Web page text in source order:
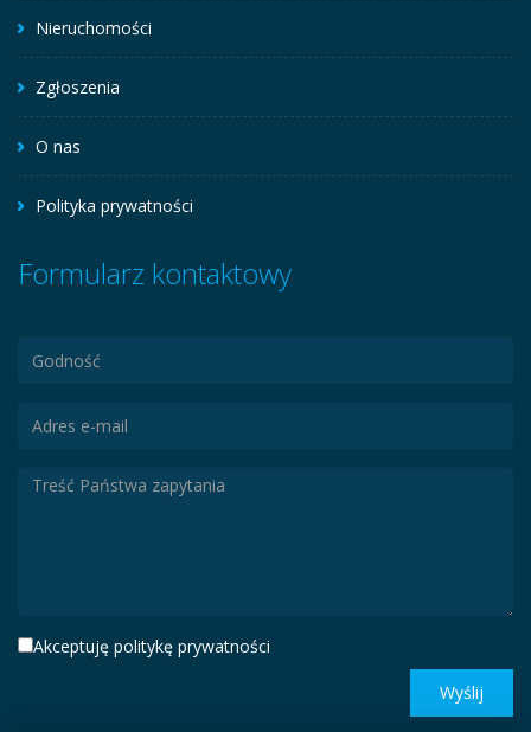
Nieruchomości
Zgłoszenia
O nas
Polityka prywatności
Formularz kontaktowy
Akceptuję politykę prywatności